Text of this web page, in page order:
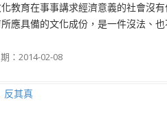
教育在事事講求經濟意義的社會沒
應具備的文化成份，是一件沒法、也
： 2014-02-08
文章導航列
反其真